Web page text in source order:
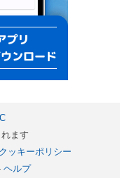
ます
クッキーポリシー
ヘルプ